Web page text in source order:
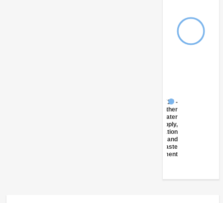
Sanitation
Management